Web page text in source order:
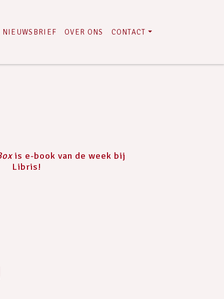
NIEUWSBRIEF OVER ONS CONTACT
is e-book van de week bij
Libris!